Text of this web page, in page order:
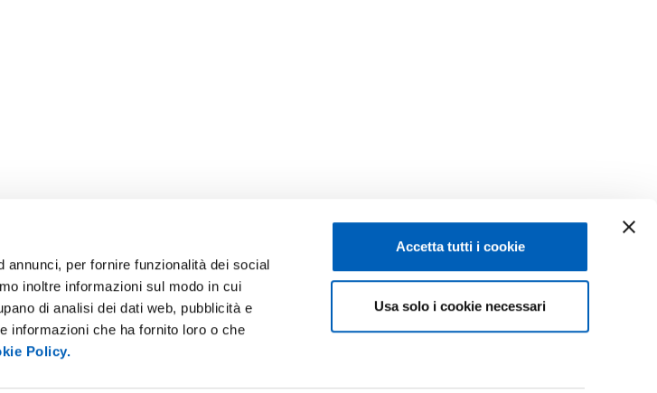
per fornire funzionalità dei social
inoltre informazioni sul modo in cui
di analisi dei dati web, pubblicità e
informazioni che ha fornito loro o che
Policy.
Accetta tutti i cookie
Usa solo i cookie necessari
DI
PERSONALE
PROTEZIONE DEI DATI - PRIVACY
Facebook Linkedin